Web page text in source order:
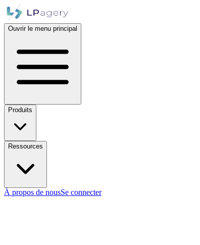
Ouvrir le menu principal
Produits
Ressources
À propos de nousSe connecter